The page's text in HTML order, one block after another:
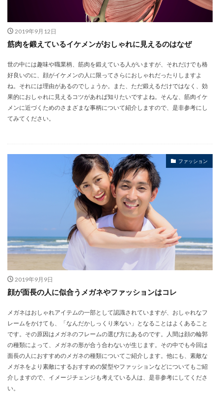
2019年9月12日
筋肉を鍛えているイケメンがおしゃれに見えるのはなぜ
世の中には趣味や職業柄、筋肉を鍛えている人がいますが、それだけでも格
好良いのに、顔がイケメンの人に限ってさらにおしゃれだったりしますよ
ね。それには理由があるのでしょうか。また、ただ鍛えるだけではなく、効
果的におしゃれに見えるコツがあれば知りたいですよね。そんな、筋肉イケ
メンに近づくためのさまざまな事柄について紹介しますので、是非参考にし
てみてください。
ファッション
2019年9月9日
顔が面長の人に似合うメガネやファッションはコレ
メガネはおしゃれアイテムの一部として認識されていますが、おしゃれなフ
レームをかけても、「なんだかしっくり来ない」となることはよくあること
です。その原因はメガネのフレームの選び方にあるのです。人間は顔の輪郭
の種類によって、メガネの形が合う合わないが生じます。その中でも今回は
面長の人におすすめのメガネの種類についてご紹介します。他にも、素敵な
メガネをより素敵にするおすすめの髪型やファッションなどについてもご紹
介しますので、イメージチェンジも考えている人は、是非参考にしてくださ
い。